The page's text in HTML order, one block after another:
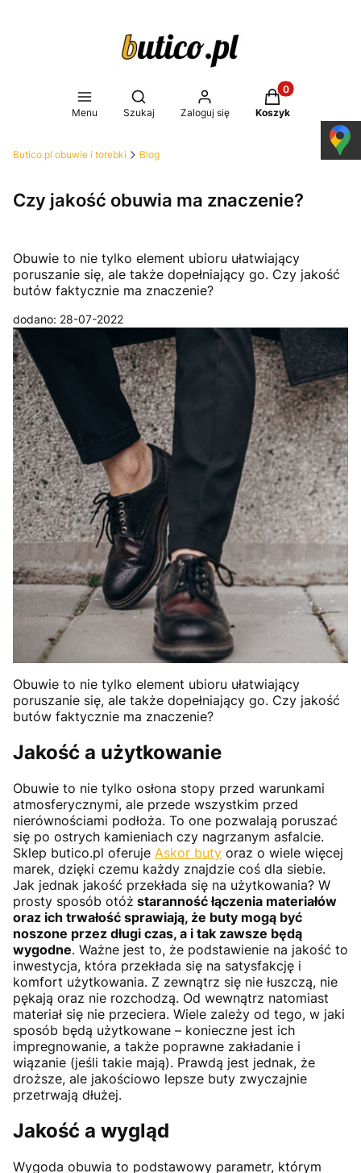
Menu
Otwórz wyszukiwarkę
Szukaj Zaloguj się
Produkty w
Koszyk
Butico.pl obuwie i torebki Blog
Czy jakość obuwia ma znaczenie?
Obuwie to nie tylko element ubioru ułatwiający
poruszanie się, ale także dopełniający go. Czy jakość
butów faktycznie ma znaczenie?
dodano: 28-07-2022
Obuwie to nie tylko element ubioru ułatwiający
poruszanie się, ale także dopełniający go. Czy jakość
butów faktycznie ma znaczenie?
Jakość a użytkowanie
Obuwie to nie tylko osłona stopy przed warunkami
atmosferycznymi, ale przede wszystkim przed
nierównościami podłoża. To one pozwalają poruszać
się po ostrych kamieniach czy nagrzanym asfalcie.
Sklep butico.pl oferuje Askor buty oraz o wiele więcej
marek, dzięki czemu każdy znajdzie coś dla siebie.
Jak jednak jakość przekłada się na użytkowania? W
prosty sposób otóż staranność łączenia materiałów
oraz ich trwałość sprawiają, że buty mogą być
noszone przez długi czas, a i tak zawsze będą
wygodne. Ważne jest to, że podstawienie na jakość to
inwestycja, która przekłada się na satysfakcję i
komfort użytkowania. Z zewnątrz się nie łuszczą, nie
pękają oraz nie rozchodzą. Od wewnątrz natomiast
materiał się nie przeciera. Wiele zależy od tego, w jaki
sposób będą użytkowane – konieczne jest ich
impregnowanie, a także poprawne zakładanie i
wiązanie (jeśli takie mają). Prawdą jest jednak, że
droższe, ale jakościowo lepsze buty zwyczajnie
przetrwają dłużej.
Jakość a wygląd
Wygoda obuwia to podstawowy parametr, którym